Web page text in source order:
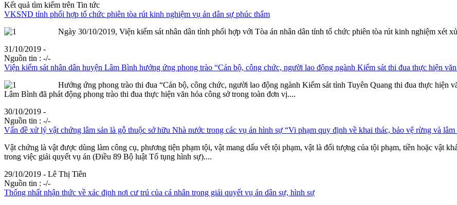
Kết quả tìm kiếm trên Tin tức
VKSND tỉnh phối hợp tổ chức phiên tòa rút kinh nghiệm vụ án dân sự phúc thẩm
Ngày 30/10/2019, Viện kiểm sát nhân dân tỉnh phối hợp với Tòa án nhân dân tỉnh tổ chức phiên tòa rút kinh nghiệm xét
31/10/2019 -
Nguồn tin : -/-
Viện kiểm sát nhân dân huyện Lâm Bình hưởng ứng phong trào “Cán bộ, công chức, người lao động ngành Kiểm sát thi đua thực hiện
Hưởng ứng phong trào thi đua “Cán bộ, công chức, người lao động ngành Kiểm sát tỉnh Tuyên Quang thi đua thực hiện
Lâm Bình đã phát động phong trào thi đua thực hiện văn hóa công sở trong toàn đơn vị....
30/10/2019 -
Nguồn tin : -/-
Vấn đề xử lý vật chứng lâm sản là gỗ thuộc sở hữu Nhà nước trong các vụ án hình sự “Vi phạm quy định về khai thác, bảo vệ rừng và lâm
Vật chứng là vật được dùng làm công cụ, phương tiện phạm tội, vật mang dấu vết tội phạm, vật là đối tượng của tội phạm, tiền hoặc vật
trong việc giải quyết vụ án (Điều 89 Bộ luật Tố tụng hình sự)....
29/10/2019 - Lê Thị Tiên
Nguồn tin : -/-
Thống nhất nhận thức về xác định nơi cư trú của cá nhân trong giải quyết vụ án dân sự, hình sự